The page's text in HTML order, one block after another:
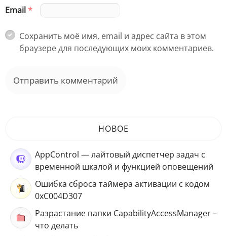
Email*
Сохранить моё имя, email и адрес сайта в этом
браузере для последующих моих комментариев.
НОВОЕ
AppControl — лайтовый диспетчер задач с
временной шкалой и функцией оповещений
Ошибка сброса таймера активации с кодом
0xC004D307
Разрастание папки CapabilityAccessManager –
что делать